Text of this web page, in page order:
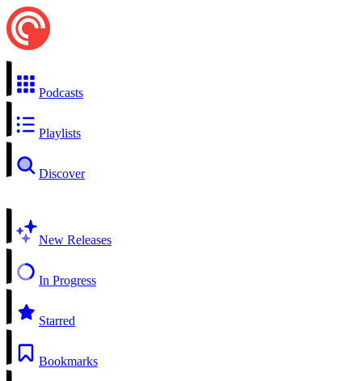
Podcasts
Playlists
Discover
New Releases
In Progress
Starred
Bookmarks